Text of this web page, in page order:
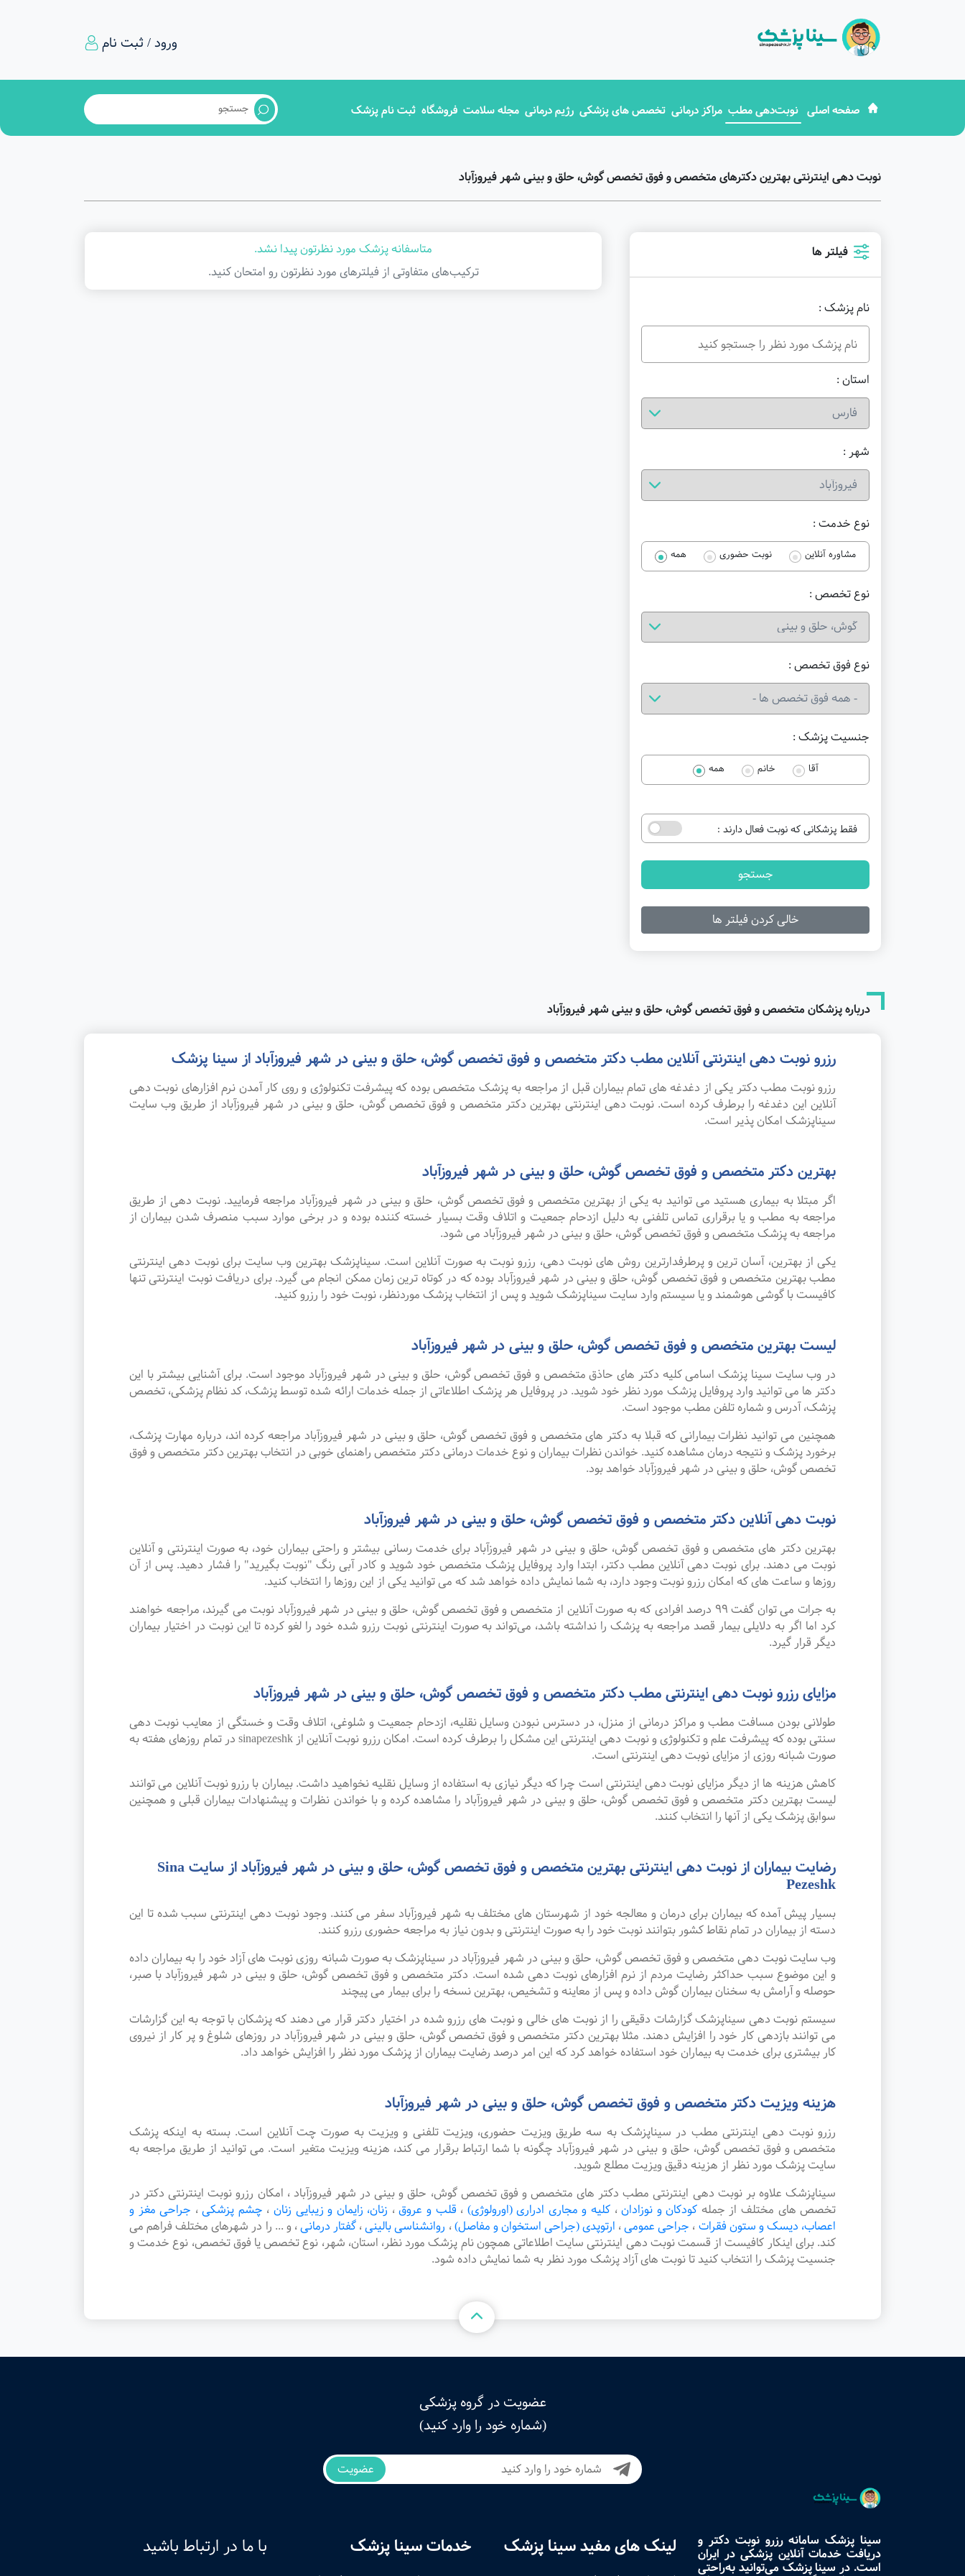
ورود / ثبت نام
صفحه اصلی نوبت‌دهی مطب مراکز درمانی تخصص های پزشکی رژیم درمانی مجله سلامت فروشگاه ثبت نام پزشک
نوبت دهی اینترنتی بهترین دکترهای متخصص و فوق تخصص گوش، حلق و بینی شهر فیروزآباد
فیلتر ها
نام پزشک :
استان :
شهر :
نوع خدمت :
مشاوره آنلاین نوبت حضوری همه
نوع تخصص :
نوع فوق تخصص :
جنسیت پزشک :
آقا خانم همه
فقط پزشکانی که نوبت فعال دارند :
جستجو
خالی کردن فیلتر ها
متاسفانه پزشک مورد نظرتون پیدا نشد.
ترکیب‌های متفاوتی از فیلتر‌های مورد نظرتون رو امتحان کنید.
درباره پزشکان متخصص و فوق تخصص گوش، حلق و بینی شهر فیروزآباد
رزرو نوبت دهی اینترنتی آنلاین مطب دکتر متخصص و فوق تخصص گوش، حلق و بینی در شهر فیروزآباد از سینا پزشک
رزرو نوبت مطب دکتر یکی از دغدغه های تمام بیماران قبل از مراجعه به پزشک متخصص بوده که پیشرفت تکنولوژی و روی کار آمدن نرم افزارهای نوبت دهی
آنلاین این دغدغه را برطرف کرده است. نوبت دهی اینترنتی بهترین دکتر متخصص و فوق تخصص گوش، حلق و بینی در شهر فیروزآباد از طریق وب سایت
سیناپزشک امکان پذیر است.
بهترین دکتر متخصص و فوق تخصص گوش، حلق و بینی در شهر فیروزآباد
اگر مبتلا به بیماری هستید می توانید به یکی از بهترین متخصص و فوق تخصص گوش، حلق و بینی در شهر فیروزآباد مراجعه فرمایید. نوبت دهی از طریق
مراجعه به مطب و یا برقراری تماس تلفنی به دلیل ازدحام جمعیت و اتلاف وقت بسیار خسته کننده بوده و در برخی موارد سبب منصرف شدن بیماران از
مراجعه به پزشک متخصص و فوق تخصص گوش، حلق و بینی در شهر فیروزآباد می شود.
یکی از بهترین، آسان ترین و پرطرفدارترین روش های نوبت دهی، رزرو نوبت به صورت آنلاین است. سیناپزشک بهترین وب سایت برای نوبت دهی اینترنتی
مطب بهترین متخصص و فوق تخصص گوش، حلق و بینی در شهر فیروزآباد بوده که در کوتاه ترین زمان ممکن انجام می گیرد. برای دریافت نوبت اینترنتی تنها
کافیست با گوشی هوشمند و یا سیستم وارد سایت سیناپزشک شوید و پس از انتخاب پزشک موردنظر، نوبت خود را رزرو کنید.
لیست بهترین متخصص و فوق تخصص گوش، حلق و بینی در شهر فیروزآباد
در وب سایت سینا پزشک اسامی کلیه دکتر های حاذق متخصص و فوق تخصص گوش، حلق و بینی در شهر فیروزآباد موجود است. برای آشنایی بیشتر با این
دکتر ها می توانید وارد پروفایل پزشک مورد نظر خود شوید. در پروفایل هر پزشک اطلاعاتی از جمله خدمات ارائه شده توسط پزشک، کد نظام پزشکی، تخصص
پزشک، آدرس و شماره تلفن مطب موجود است.
همچنین می توانید نظرات بیمارانی که قبلا به دکتر های متخصص و فوق تخصص گوش، حلق و بینی در شهر فیروزآباد مراجعه کرده اند، درباره مهارت پزشک،
برخورد پزشک و نتیجه درمان مشاهده کنید. خواندن نظرات بیماران و نوع خدمات درمانی دکتر متخصص راهنمای خوبی در انتخاب بهترین دکتر متخصص و فوق
تخصص گوش، حلق و بینی در شهر فیروزآباد خواهد بود.
نوبت دهی آنلاین دکتر متخصص و فوق تخصص گوش، حلق و بینی در شهر فیروزآباد
بهترین دکتر های متخصص و فوق تخصص گوش، حلق و بینی در شهر فیروزآباد برای خدمت رسانی بیشتر و راحتی بیماران خود، به صورت اینترنتی و آنلاین
نوبت می دهند. برای نوبت دهی آنلاین مطب دکتر، ابتدا وارد پروفایل پزشک متخصص خود شوید و کادر آبی رنگ "نوبت بگیرید" را فشار دهید. پس از آن
روزها و ساعت های که امکان رزرو نوبت وجود دارد، به شما نمایش داده خواهد شد که می توانید یکی از این روزها را انتخاب کنید.
به جرات می‌ توان گفت ۹۹ درصد افرادی که به صورت آنلاین از متخصص و فوق تخصص گوش، حلق و بینی در شهر فیروزآباد نوبت می گیرند، مراجعه خواهند
کرد اما اگر به دلایلی بیمار قصد مراجعه به پزشک را نداشته باشد، می‌تواند به صورت اینترنتی نوبت رزرو شده خود را لغو کرده تا این نوبت در اختیار بیماران
دیگر قرار گیرد.
مزایای رزرو نوبت دهی اینترنتی مطب دکتر متخصص و فوق تخصص گوش، حلق و بینی در شهر فیروزآباد
طولانی بودن مسافت مطب و مراکز درمانی از منزل، در دسترس نبودن وسایل نقلیه، ازدحام جمعیت و شلوغی، اتلاف وقت و خستگی از معایب نوبت دهی
سنتی بوده که پیشرفت علم و تکنولوژی و نوبت دهی اینترنتی این مشکل را برطرف کرده است. امکان رزرو نوبت آنلاین از sinapezeshk در تمام روزهای هفته به
صورت شبانه روزی از مزایای نوبت دهی اینترنتی است.
کاهش هزینه ها از دیگر مزایای نوبت دهی اینترنتی است چرا که دیگر نیازی به استفاده از وسایل نقلیه نخواهید داشت. بیماران با رزرو نوبت آنلاین می توانند
لیست بهترین دکتر متخصص و فوق تخصص گوش، حلق و بینی در شهر فیروزآباد را مشاهده کرده و با خواندن نظرات و پیشنهادات بیماران قبلی و همچنین
سوابق پزشک یکی از آنها را انتخاب کنند.
رضایت بیماران از نوبت دهی اینترنتی بهترین متخصص و فوق تخصص گوش، حلق و بینی در شهر فیروزآباد از سایت Sina
Pezeshk
بسیار پیش آمده که بیماران برای درمان و معالجه خود از شهرستان های مختلف به شهر فیروزآباد سفر می کنند. وجود نوبت دهی اینترنتی سبب شده تا این
دسته از بیماران در تمام نقاط کشور بتوانند نوبت خود را به صورت اینترنتی و بدون نیاز به مراجعه حضوری رزرو کنند.
وب سایت نوبت دهی متخصص و فوق تخصص گوش، حلق و بینی در شهر فیروزآباد در سیناپزشک به صورت شبانه روزی نوبت های آزاد خود را به بیماران داده
و این موضوع سبب حداکثر رضایت مردم از نرم افزارهای نوبت دهی شده است. دکتر متخصص و فوق تخصص گوش، حلق و بینی در شهر فیروزآباد با صبر،
حوصله و آرامش به سخنان بیماران گوش داده و پس از معاینه و تشخیص، بهترین نسخه را برای بیمار می پیچند
سیستم نوبت دهی سیناپزشک گزارشات دقیقی را از نوبت های خالی و نوبت های رزرو شده در اختیار دکتر قرار می دهند که پزشکان با توجه به این گزارشات
می توانند بازدهی کار خود را افزایش دهند. مثلا بهترین دکتر متخصص و فوق تخصص گوش، حلق و بینی در شهر فیروزآباد در روزهای شلوغ و پر کار از نیروی
کار بیشتری برای خدمت به بیماران خود استفاده خواهد کرد که این امر درصد رضایت بیماران از پزشک مورد نظر را افزایش خواهد داد.
هزینه ویزیت دکتر متخصص و فوق تخصص گوش، حلق و بینی در شهر فیروزآباد
رزرو نوبت دهی اینترنتی مطب در سیناپزشک به سه طریق ویزیت حضوری، ویزیت تلفنی و ویزیت به صورت چت آنلاین است. بسته به اینکه پزشک
متخصص و فوق تخصص گوش، حلق و بینی در شهر فیروزآباد چگونه با شما ارتباط برقرار می کند، هزینه ویزیت متغیر است. می توانید از طریق مراجعه به
سایت پزشک مورد نظر از هزینه دقیق ویزیت مطلع شوید.
سیناپزشک علاوه بر نوبت دهی اینترنتی مطب دکتر های متخصص و فوق تخصص گوش، حلق و بینی در شهر فیروزآباد ، امکان رزرو نوبت اینترنتی دکتر در
تخصص های مختلف از جمله کودکان و نوزادان ، کلیه و مجاری ادراری (اورولوژی) ، قلب و عروق ، زنان، زایمان و زیبایی زنان ، چشم پزشکی ، جراحی مغز و
اعصاب، دیسک و ستون فقرات ، جراحی عمومی، ارتوپدی (جراحی استخوان و مفاصل)، روانشناسی بالینی، گفتار درمانی، و ... را در شهرهای مختلف فراهم می
کند. برای اینکار کافیست از قسمت نوبت دهی اینترنتی سایت اطلاعاتی همچون نام پزشک مورد نظر، استان، شهر، نوع تخصص یا فوق تخصص، نوع خدمت و
جنسیت پزشک را انتخاب کنید تا نوبت های آزاد پزشک مورد نظر به شما نمایش داده شود.
عضویت در گروه پزشکی
(شماره خود را وارد کنید)
عضویت
سینا پزشک سامانه رزرو نوبت دکتر و
دریافت خدمات آنلاین پزشکی در ایران
است. در سینا پزشک می‌توانید به‌راحتی
لینک های مفید سینا پزشک خدمات سینا پزشک با ما در ارتباط باشید